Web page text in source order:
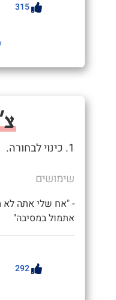
315
1. כינוי לבחורה.
שימושים
- "אח שלי אתה לא
אתמול במסיבה"
292